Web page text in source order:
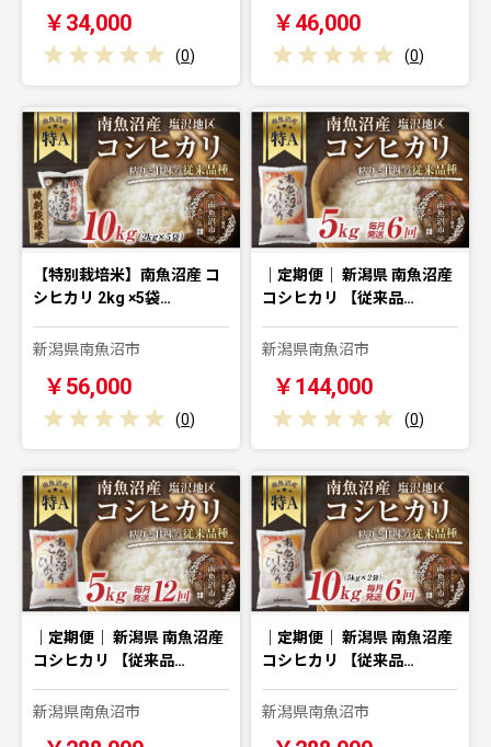
￥34,000
(0)
￥46,000
(0)
【特別栽培米】南魚沼産 コ
シヒカリ 2kg ×5袋…
新潟県南魚沼市
￥56,000
(0)
｜定期便｜ 新潟県 南魚沼産
コシヒカリ 【従来品…
新潟県南魚沼市
￥144,000
(0)
｜定期便｜ 新潟県 南魚沼産
コシヒカリ 【従来品…
新潟県南魚沼市
｜定期便｜ 新潟県 南魚沼産
コシヒカリ 【従来品…
新潟県南魚沼市